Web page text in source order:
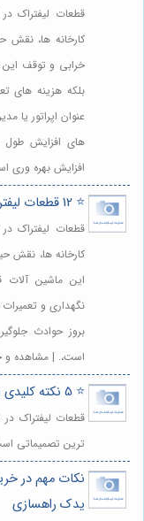
قطعات لیفتراک
کارخانه ها، نقش
خرابی و توقف این
بلکه هزینه های
عنوان اپراتور یا
های افزایش طول
افزایش بهره وری
⭐️ 12 قطعات لیفتراک که قبل از تعمیرات باید بررسی شوند ⚠️
قطعات لیفتراک
کارخانه ها، نقش
این ماشین آلات
نگهداری و
بروز حوادث
است،. | مشاهده و
⭐️ 5 نکته کلیدی برای انتخاب بهترین قطعات لیفتراک⚙️
قطعات لیفتراک
ترین تصمیماتی
نکات مهم در
یدک راهسازی